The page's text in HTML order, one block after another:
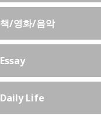
책/영화/음악
Essay
Daily Life